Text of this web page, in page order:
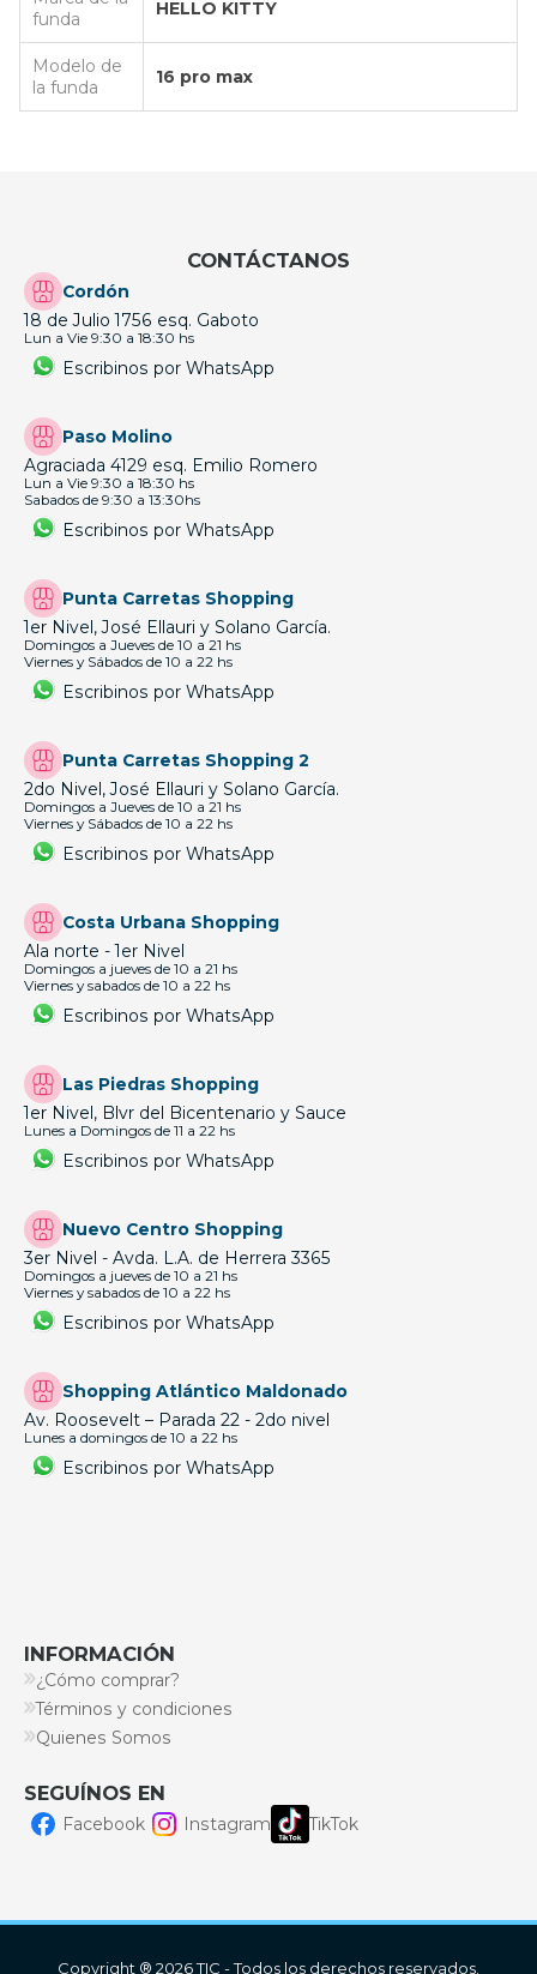
funda
HELLO KITTY
Modelo de
la funda
16 pro max
CONTÁCTANOS
Cordón
18 de Julio 1756 esq. Gaboto
Lun a Vie 9:30 a 18:30 hs
Escribinos por WhatsApp
Paso Molino
Agraciada 4129 esq. Emilio Romero
Lun a Vie 9:30 a 18:30 hs
Sabados de 9:30 a 13:30hs
Escribinos por WhatsApp
Punta Carretas Shopping
1er Nivel, José Ellauri y Solano García.
Domingos a Jueves de 10 a 21 hs
Viernes y Sábados de 10 a 22 hs
Escribinos por WhatsApp
Punta Carretas Shopping 2
2do Nivel, José Ellauri y Solano García.
Domingos a Jueves de 10 a 21 hs
Viernes y Sábados de 10 a 22 hs
Escribinos por WhatsApp
Costa Urbana Shopping
Ala norte - 1er Nivel
Domingos a jueves de 10 a 21 hs
Viernes y sabados de 10 a 22 hs
Escribinos por WhatsApp
Las Piedras Shopping
1er Nivel, Blvr del Bicentenario y Sauce
Lunes a Domingos de 11 a 22 hs
Escribinos por WhatsApp
Nuevo Centro Shopping
3er Nivel - Avda. L.A. de Herrera 3365
Domingos a jueves de 10 a 21 hs
Viernes y sabados de 10 a 22 hs
Escribinos por WhatsApp
Shopping Atlántico Maldonado
Av. Roosevelt – Parada 22 - 2do nivel
Lunes a domingos de 10 a 22 hs
Escribinos por WhatsApp
INFORMACIÓN
¿Cómo comprar?
Términos y condiciones
Quienes Somos
SEGUÍNOS EN
Facebook Instagram TikTok
Copyright ® 2026 TIC - Todos los derechos reservados.